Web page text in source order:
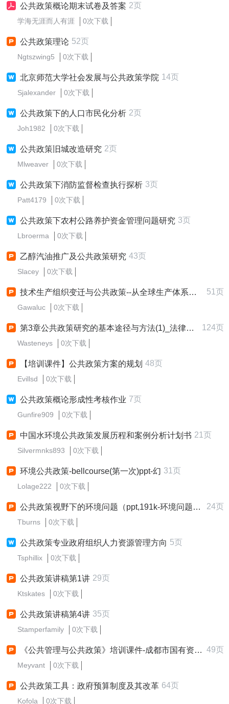
公共政策概论期末试卷及答案 2页
学海无涯而人有涯 0次下载
公共政策理论 52页
Ngtszwing5 0次下载
北京师范大学社会发展与公共政策学院 14页
Sjalexander 0次下载
公共政策下的人口市民化分析 2页
Joh1982 0次下载
公共政策旧城改造研究 2页
Mlweaver 0次下载
公共政策下消防监督检查执行探析 3页
Patt4179 0次下载
公共政策下农村公路养护资金管理问题研究 3页
Lbroerma 0次下载
乙醇汽油推广及公共政策研究 43页
Slacey 0次下载
技术生产组织变迁与公共政策--从全球生产体系角度思考 51页
Gawaluc 0次下载
第3章公共政策研究的基本途径与方法(1)_法律资料_人文 124页
Wasteneys 0次下载
【培训课件】公共政策方案的规划 48页
Evillsd 0次下载
公共政策概论形成性考核作业 7页
Gunfire909 0次下载
中国水环境公共政策发展历程和案例分析计划书 21页
Silvermnks893 0次下载
环境公共政策-bellcourse(第一次)ppt-幻 31页
Lolage222 0次下载
公共政策视野下的环境问题（ppt,191k-环境问题与公 24页
Tburns 0次下载
公共政策专业政府组织人力资源管理方向 5页
Tsphillix 0次下载
公共政策讲稿第1讲 29页
Ktskates 0次下载
公共政策讲稿第4讲 35页
Stamperfamily 0次下载
《公共管理与公共政策》培训课件-成都市国有资产监督管理委 49页
Meyvant 0次下载
公共政策工具：政府预算制度及其改革 64页
Kofola 0次下载